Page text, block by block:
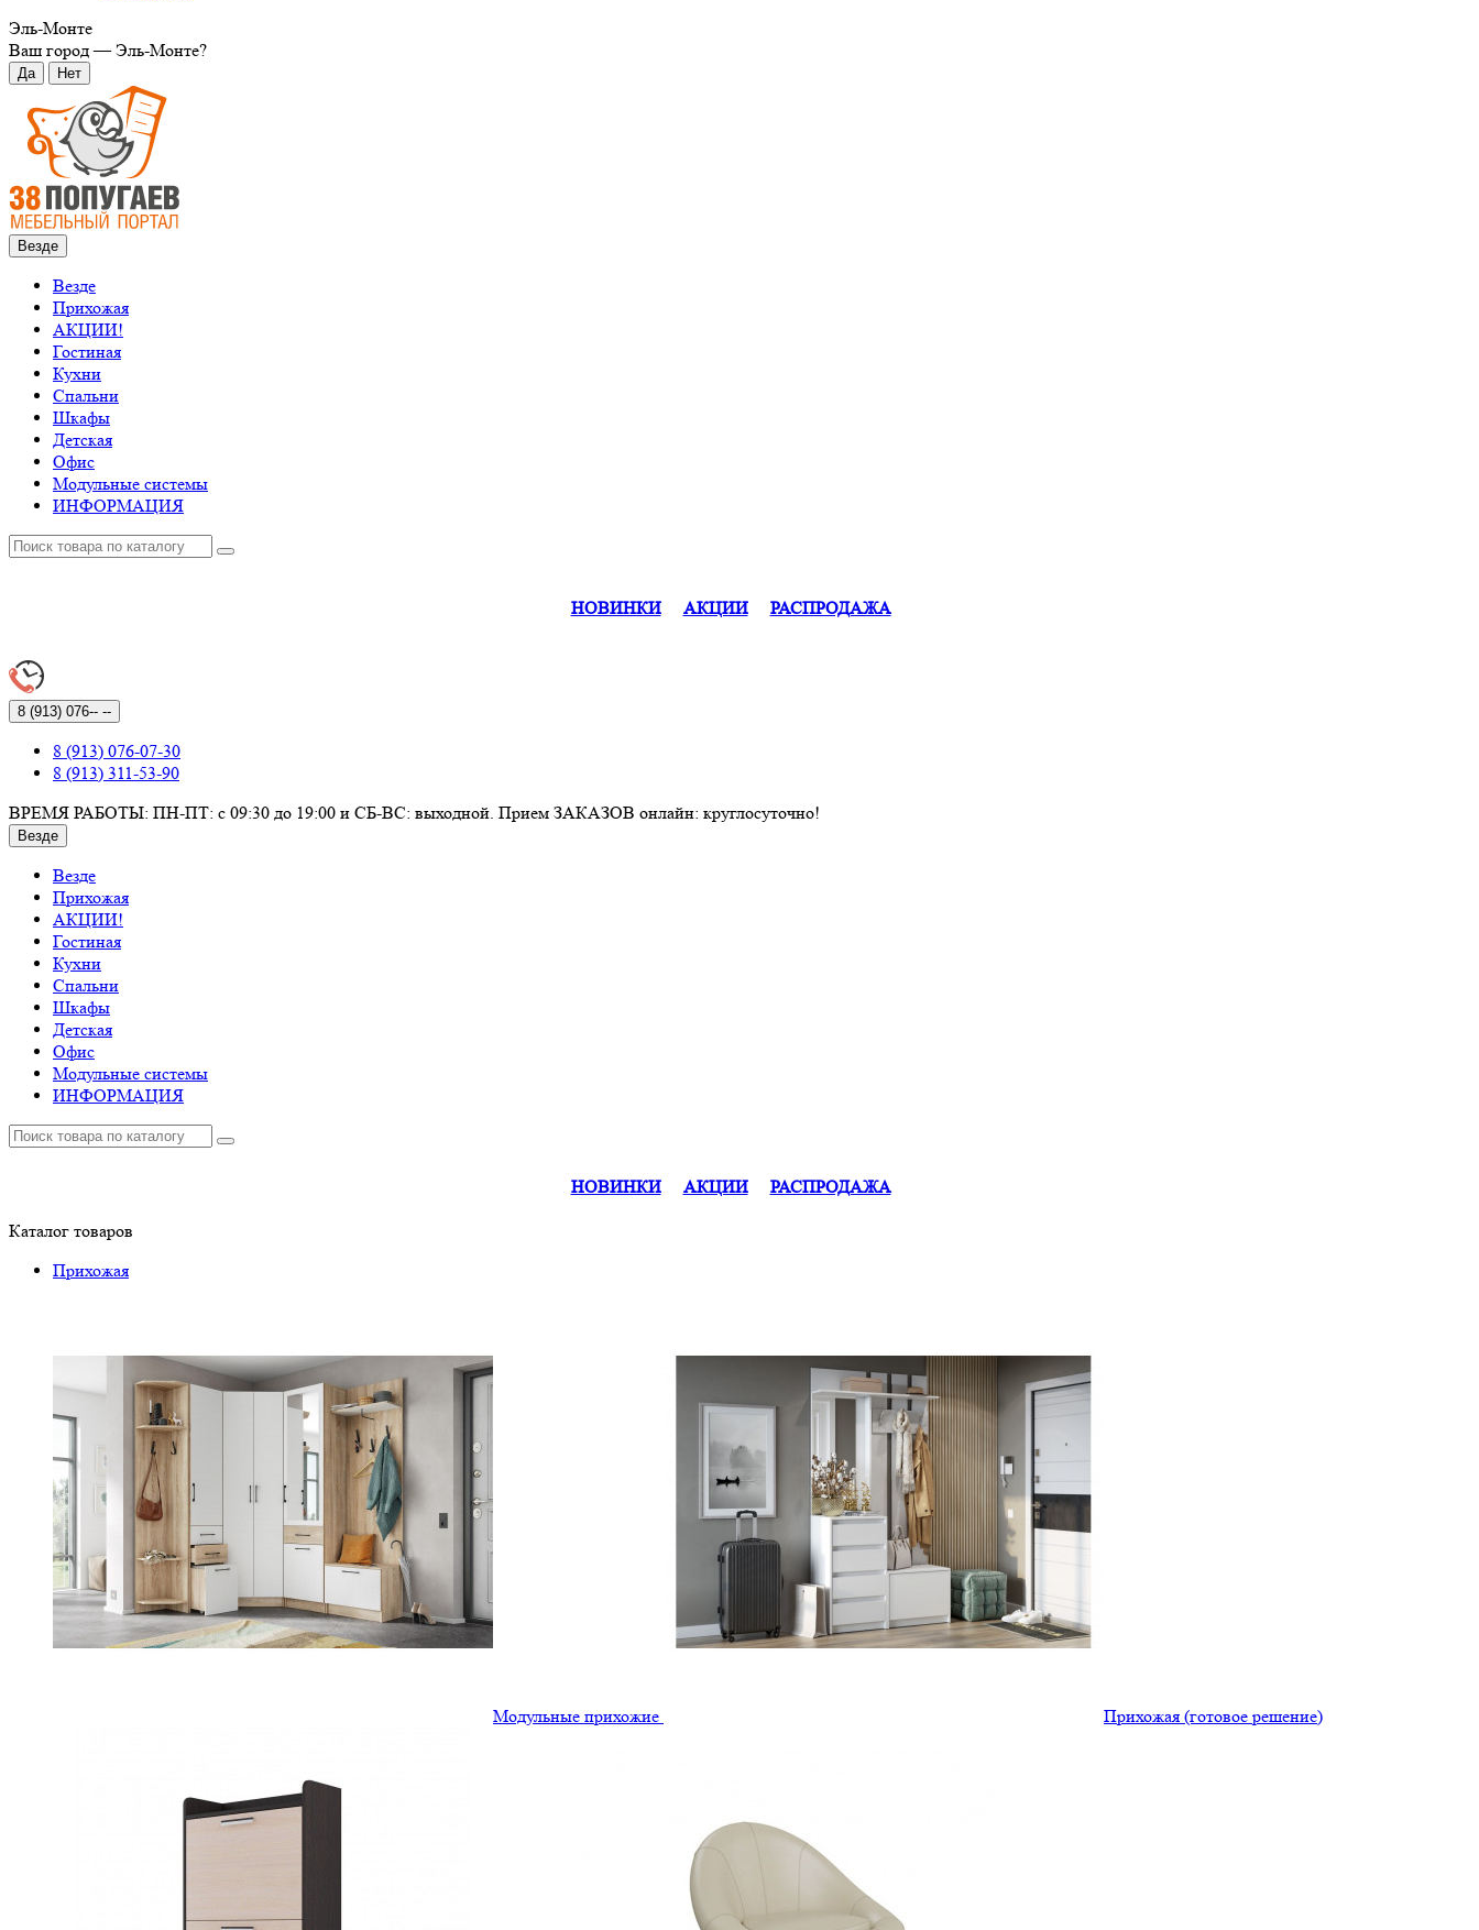
Эль-Монте
Ваш город —Эль-Монте?
Везде
Везде
Прихожая
АКЦИИ!
Гостиная
Кухни
Спальни
Шкафы
Детская
Офис
Модульные системы
ИНФОРМАЦИЯ
НОВИНКИ АКЦИИ РАСПРОДАЖА
8 (913) 076-- --
8 (913) 076-07-30
8 (913) 311-53-90
ВРЕМЯ РАБОТЫ: ПН-ПТ: с 09:30 до 19:00 и СБ-ВС: выходной. Прием ЗАКАЗОВ онлайн: круглосуточно!
Везде
Везде
Прихожая
АКЦИИ!
Гостиная
Кухни
Спальни
Шкафы
Детская
Офис
Модульные системы
ИНФОРМАЦИЯ
НОВИНКИ АКЦИИ РАСПРОДАЖА
Каталог товаров
Прихожая
Модульные прихожие Прихожая (готовое решение)